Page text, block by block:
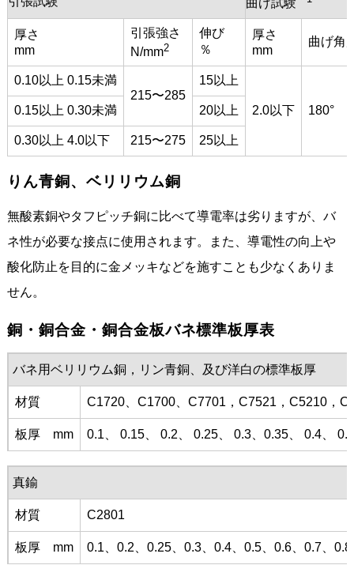
曲げ試験
厚さ
mm
引張強さ
N/mm2
伸び
％
厚さ
mm
曲げ角
0.10以上 0.15未満
215〜285
15以上
2.0以下 180°
0.15以上 0.30未満 20以上
0.30以上 4.0以下 215〜275 25以上
りん青銅、ベリリウム銅
無酸素銅やタフピッチ銅に比べて導電率は劣りますが、バ
ネ性が必要な接点に使用されます。また、導電性の向上や
酸化防止を目的に金メッキなどを施すことも少なくありま
せん。
銅・銅合金・銅合金板バネ標準板厚表
バネ用ベリリウム銅，リン青銅、及び洋白の標準板厚
材質 C1720、C1700、C7701，C7521，C5210，
板厚 mm 0.1、 0.15、 0.2、 0.25、 0.3、0.35、 0.4、
真鍮
材質 C2801
板厚 mm 0.1、0.2、0.25、0.3、0.4、0.5、0.6、0.7、